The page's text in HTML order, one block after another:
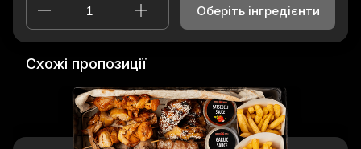
Оберіть інгредієнти
Схожі пропозиції